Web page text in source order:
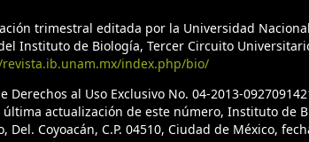
trimestral editada por la Universidad
Instituto de Biología, Tercer Circuito
index.php/bio/
al Uso Exclusivo No. 04-2013-
actualización de este número, Instituto de
Coyoacán, C.P. 04510, Ciudad de México,